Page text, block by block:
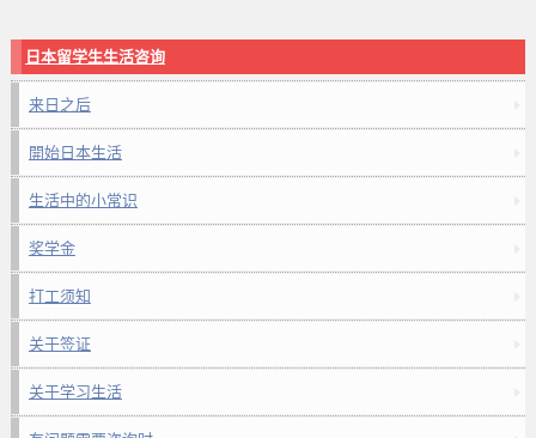
日本留学生生活咨询
来日之后
開始日本生活
生活中的小常识
奖学金
打工须知
关于签证
关于学习生活